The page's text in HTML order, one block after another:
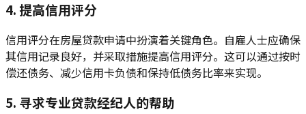
4. 提高信用评分
信用评分在房屋贷款申请中扮演着关键角色。自雇人士应确保
其信用记录良好，并采取措施提高信用评分。这可以通过按时
偿还债务、减少信用卡负债和保持低债务比率来实现。
5. 寻求专业贷款经纪人的帮助